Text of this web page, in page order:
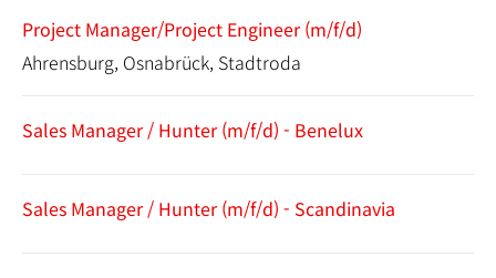
Project Manager/Project Engineer (m/f/d)
Ahrensburg, Osnabrück, Stadtroda
Sales Manager / Hunter (m/f/d) - Benelux
Sales Manager / Hunter (m/f/d) - Scandinavia